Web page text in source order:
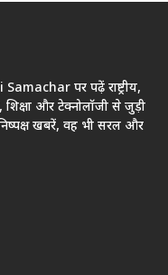
पर पढ़ें राष्ट्रीय,
शिक्षा और टेक्नोलॉजी से जुड़ी
खबरें, वह भी सरल और